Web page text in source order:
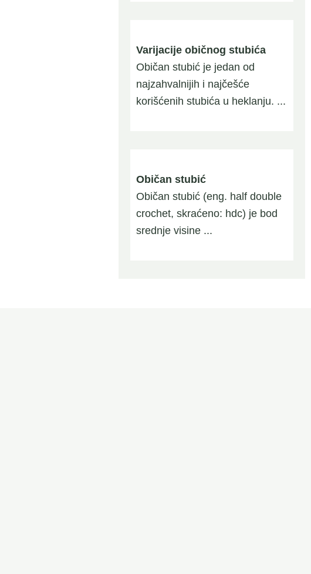
Varijacije običnog stubića
Običan stubić je jedan od
najzahvalnijih i najčešće
korišćenih stubića u heklanju. ...
Običan stubić
Običan stubić (eng. half double
crochet, skraćeno: hdc) je bod
srednje visine ...